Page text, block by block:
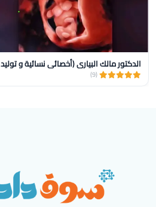
الدكتور مالك البياري (أخصائي نسائية و توليد
(9)